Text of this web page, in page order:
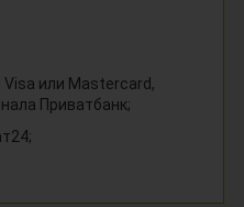
или Mastercard,
Приватбанк;